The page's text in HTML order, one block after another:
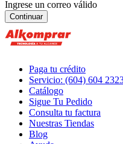
Ingrese un correo válido
Continuar
Paga tu crédito
Servicio: (604) 604
Catálogo
Sigue Tu Pedido
Consulta tu factura
Nuestras Tiendas
Blog